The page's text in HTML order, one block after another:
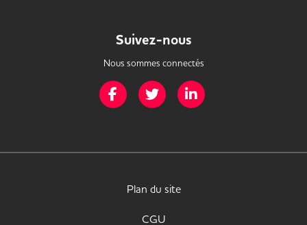
Suivez-nous
Nous sommes connectés
Page Facebook de Mission Handicap
Page Twitter de Mission Handicap
Plan du site
CGU